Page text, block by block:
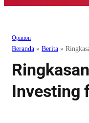
Opinion
Beranda » Berita »
Investing